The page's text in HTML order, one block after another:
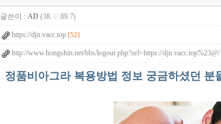
글쓴이 : AD (38.♡.89.7)
https://djn.vacc.top [52]
http://www.hongshin.net/bbs/logout.php?url=https://djn.vacc.top%23@/
정품비아그라 복용방법 정보 궁금하셨던